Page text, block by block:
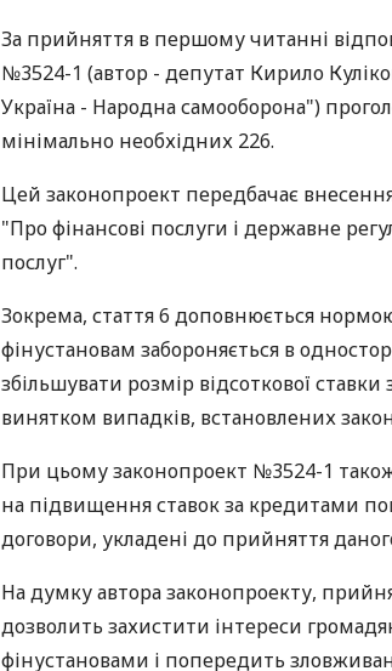
За прийняття в першому читанні
№3524-1 (автор - депутат Кирило
Україна - Народна самооборона")
мінімально необхідних 226.
Цей законопроект передбачає
"Про фінансові послуги і державне
послуг".
Зокрема, стаття 6 доповнюється
фінустановам забороняється в
збільшувати розмір відсоткової
винятком випадків, встановлених
При цьому законопроект №3524-1
на підвищення ставок за кредитами
договори, укладені до прийняття
На думку автора законопроекту,
дозволить захистити інтереси
фінустановами і попередить